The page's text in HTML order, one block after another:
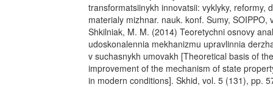
transformatsiinykh innovatsii: vyklyky, reformy,
materialy mizhnar. nauk. konf. Sumy, SOIPPO,
Shkilniak, M. M. (2014) Teoretychni osnovy
udoskonalennia mekhanizmu upravlinnia
v suchasnykh umovakh [Theoretical basis of
improvement of the mechanism of state
in modern conditions]. Skhid, vol. 5 (131), pp.